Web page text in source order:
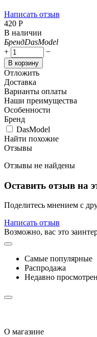
Написать отзыв
‍420‍ Р
В наличии
БрендDasModel
+
−
В корзину
Отложить
Доставка
Варианты оплаты
Наши преимущества
Особенности
Бренд
DasModel
Найти похожие
Отзывы
Отзывы не найдены
Оставить отзыв на
Поделитесь мнением с
Написать отзыв
Возможно, вас это
Самые популярные
Распродажа
Недавно
О магазине